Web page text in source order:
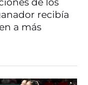
recibía
a más